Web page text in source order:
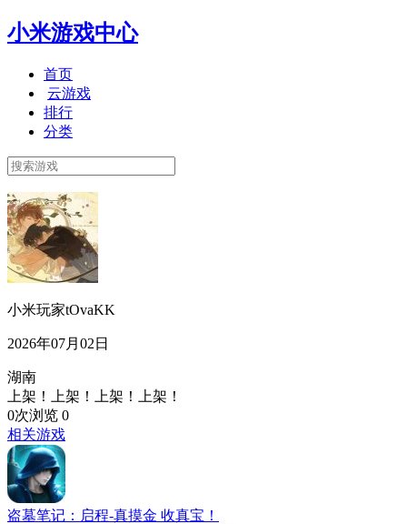
小米游戏中心
首页
云游戏
排行
分类
小米玩家tOvaKK
2026年07月02日
湖南
上架！上架！上架！上架！
0次浏览 0
相关游戏
盗墓笔记：启程-真摸金 收真宝！